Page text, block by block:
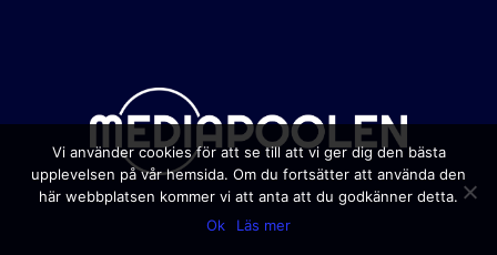
Vi använder cookies för att se till att vi ger dig den bästa
upplevelsen på vår hemsida. Om du fortsätter att använda den
här webbplatsen kommer vi att anta att du godkänner detta.
Ok
Läs mer